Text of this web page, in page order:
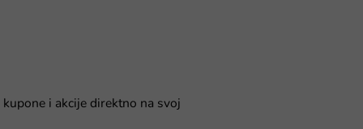
i akcije direktno na svoj